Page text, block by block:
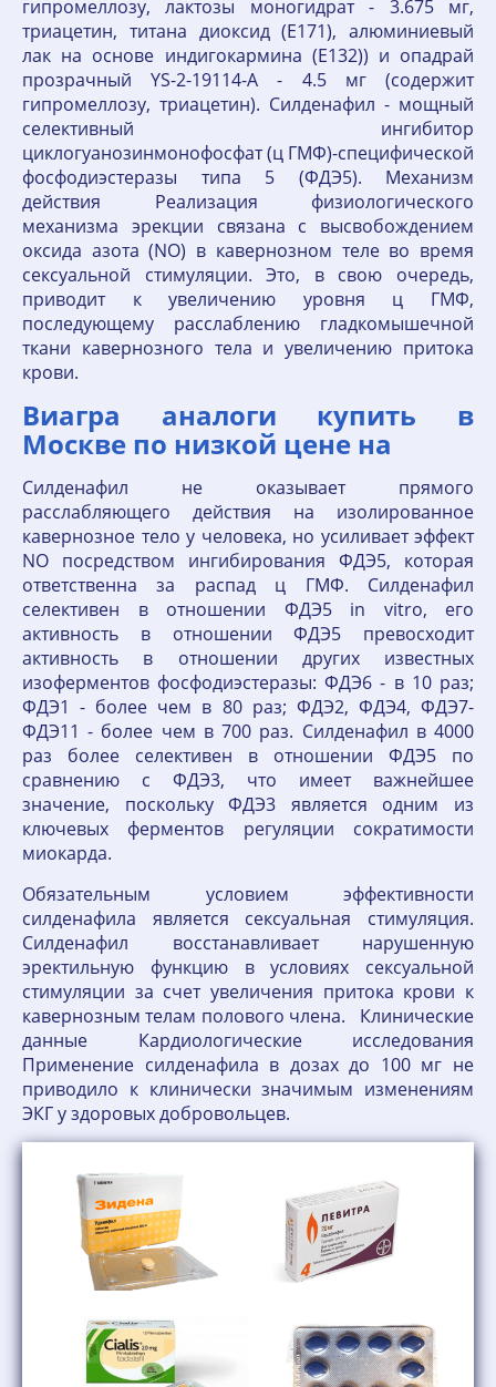
гипромеллозу, лактозы моногидрат - 3.675 мг,
триацетин, титана диоксид (E171), алюминиевый
лак на основе индигокармина (E132)) и опадрай
прозрачный YS-2-19114-A - 4.5 мг (содержит
гипромеллозу, триацетин). Силденафил - мощный
селективный ингибитор
циклогуанозинмонофосфат (ц ГМФ)-специфической
фосфодиэстеразы типа 5 (ФДЭ5). Механизм
действия Реализация физиологического
механизма эрекции связана с высвобождением
оксида азота (NO) в кавернозном теле во время
сексуальной стимуляции. Это, в свою очередь,
приводит к увеличению уровня ц ГМФ,
последующему расслаблению гладкомышечной
ткани кавернозного тела и увеличению притока
крови.
Виагра аналоги купить в
Москве по низкой цене на
Силденафил не оказывает прямого
расслабляющего действия на изолированное
кавернозное тело у человека, но усиливает эффект
NO посредством ингибирования ФДЭ5, которая
ответственна за распад ц ГМФ. Силденафил
селективен в отношении ФДЭ5 in vitro, его
активность в отношении ФДЭ5 превосходит
активность в отношении других известных
изоферментов фосфодиэстеразы: ФДЭ6 - в 10 раз;
ФДЭ1 - более чем в 80 раз; ФДЭ2, ФДЭ4, ФДЭ7-
ФДЭ11 - более чем в 700 раз. Силденафил в 4000
раз более селективен в отношении ФДЭ5 по
сравнению с ФДЭ3, что имеет важнейшее
значение, поскольку ФДЭ3 является одним из
ключевых ферментов регуляции сократимости
миокарда.
Обязательным условием эффективности
силденафила является сексуальная стимуляция.
Силденафил восстанавливает нарушенную
эректильную функцию в условиях сексуальной
стимуляции за счет увеличения притока крови к
кавернозным телам полового члена. Клинические
данные Кардиологические исследования
Применение силденафила в дозах до 100 мг не
приводило к клинически значимым изменениям
ЭКГ у здоровых добровольцев.